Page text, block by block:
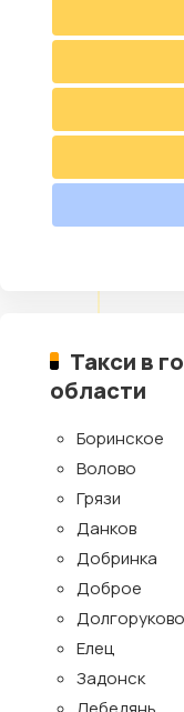
Такси в
области
Боринское
Волово
Грязи
Данков
Добринка
Доброе
Долгоруково
Елец
Задонск